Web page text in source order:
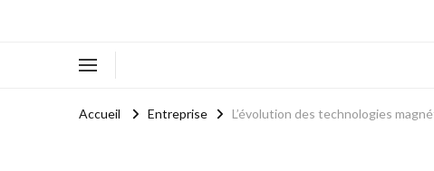
Accueil Entreprise L’évolution des technologies